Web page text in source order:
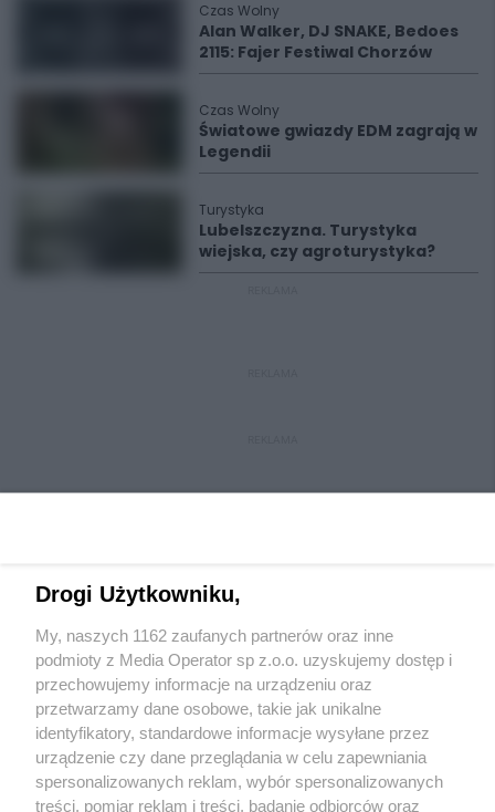
Czas Wolny
Alan Walker, DJ SNAKE, Bedoes
2115: Fajer Festiwal Chorzów
Czas Wolny
Światowe gwiazdy EDM zagrają w
Legendii
Turystyka
Lubelszczyzna. Turystyka
wiejska, czy agroturystyka?
Wydawca mediówlokalnych
Nie zapomnij
Drogi Użytkowniku,
My, naszych 1162 zaufanych partnerów oraz inne
podmioty z Media Operator sp z.o.o. uzyskujemy dostęp i
przechowujemy informacje na urządzeniu oraz
przetwarzamy dane osobowe, takie jak unikalne
identyfikatory, standardowe informacje wysyłane przez
urządzenie czy dane przeglądania w celu zapewniania
spersonalizowanych reklam, wybór spersonalizowanych
treści, pomiar reklam i treści, badanie odbiorców oraz